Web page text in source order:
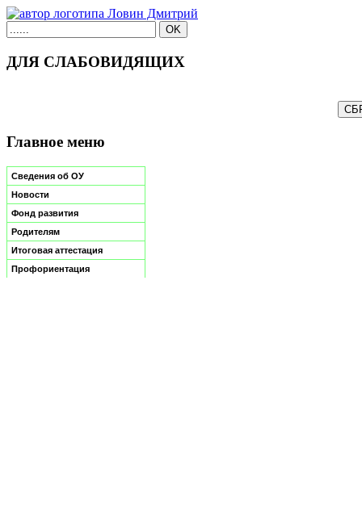
ДЛЯ СЛАБОВИДЯЩИХ
Главное меню
Сведения об ОУ
Новости
Фонд развития
Родителям
Итоговая аттестация
Профориентация